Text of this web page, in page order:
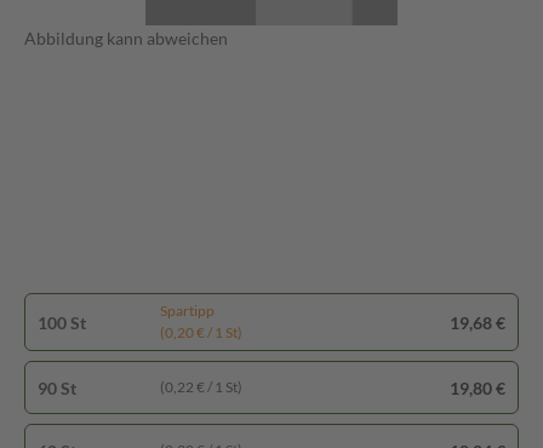
Abbildung kann abweichen
100 St
Spartipp
(0,20 € / 1 St)
19,68 €
90 St (0,22 € / 1 St) 19,80 €